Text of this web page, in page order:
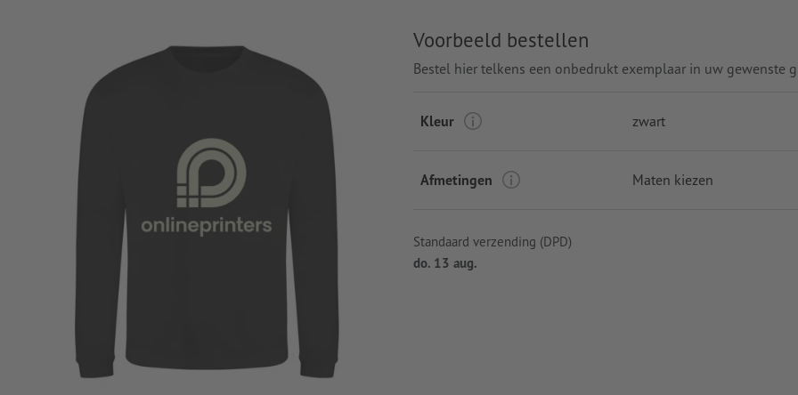
verwerking: digitaal printen
Voorbeeld bestellen
Bestel hier telkens een onbedrukt exemplaar in uw gewenste
Kleur zwart
Afmetingen Maten kiezen
Standaard verzending (DPD)
do. 13 aug.